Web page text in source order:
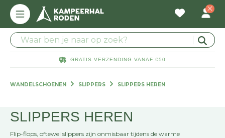
GRATIS VERZENDING VANAF €50
WANDELSCHOENEN SLIPPERS SLIPPERS HEREN
SLIPPERS HEREN
Flip-flops, oftewel slippers zijn onmisbaar tijdens de warme